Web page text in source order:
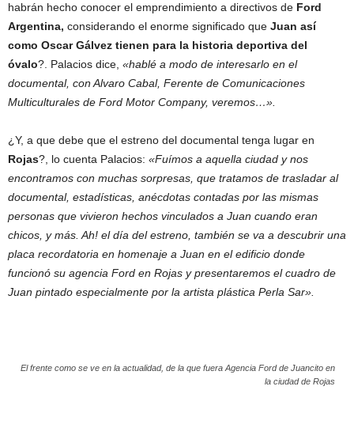
habrán hecho conocer el emprendimiento a directivos de Ford
Argentina, considerando el enorme significado que Juan así
como Oscar Gálvez tienen para la historia deportiva del
óvalo?. Palacios dice, «hablé a modo de interesarlo en el
documental, con Alvaro Cabal, Ferente de Comunicaciones
Multiculturales de Ford Motor Company, veremos…».
¿Y, a que debe que el estreno del documental tenga lugar en
Rojas?, lo cuenta Palacios: «Fuímos a aquella ciudad y nos
encontramos con muchas sorpresas, que tratamos de trasladar al
documental, estadísticas, anécdotas contadas por las mismas
personas que vivieron hechos vinculados a Juan cuando eran
chicos, y más. Ah! el día del estreno, también se va a descubrir una
placa recordatoria en homenaje a Juan en el edificio donde
funcionó su agencia Ford en Rojas y presentaremos el cuadro de
Juan pintado especialmente por la artista plástica Perla Sar».
El frente como se ve en la actualidad, de la que fuera Agencia Ford de Juancito en
la ciudad de Rojas